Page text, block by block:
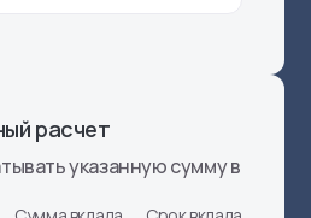
расчет
указанную сумму в